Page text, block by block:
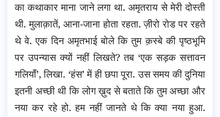
का कथाकार माना जाने लगा था. अमृतराय से मेरी दोस्ती
थी. मुलाक़ातें, आना-जाना होता रहता. ज़ीरो रोड पर रहते
थे वे. एक दिन अमृतभाई बोले कि तुम क़स्बे की पृष्ठभूमि
पर उपन्यास क्यों नहीं लिखते? तब ‘एक सड़क सत्तावन
गलियाँ’, लिखा. ‘हंस’ में ही छपा पूरा. उस समय की दुनिया
इतनी अच्छी थी कि लोग ख़ुद से बताते कि तुम अच्छा और
नया कर रहे हो. हम नहीं जानते थे कि क्या नया हुआ.